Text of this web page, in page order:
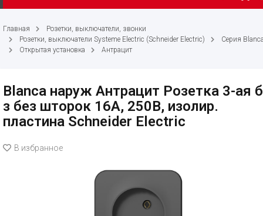
Главная
Розетки, выключатели, звонки
Розетки, выключатели Systeme Electric (Schneider Electric)
Серия
Открытая установка
Антрацит
Blanca наруж Антрацит Розетка 3-ая
з без шторок 16А, 250В, изолир.
пластина Schneider Electric
В избранное